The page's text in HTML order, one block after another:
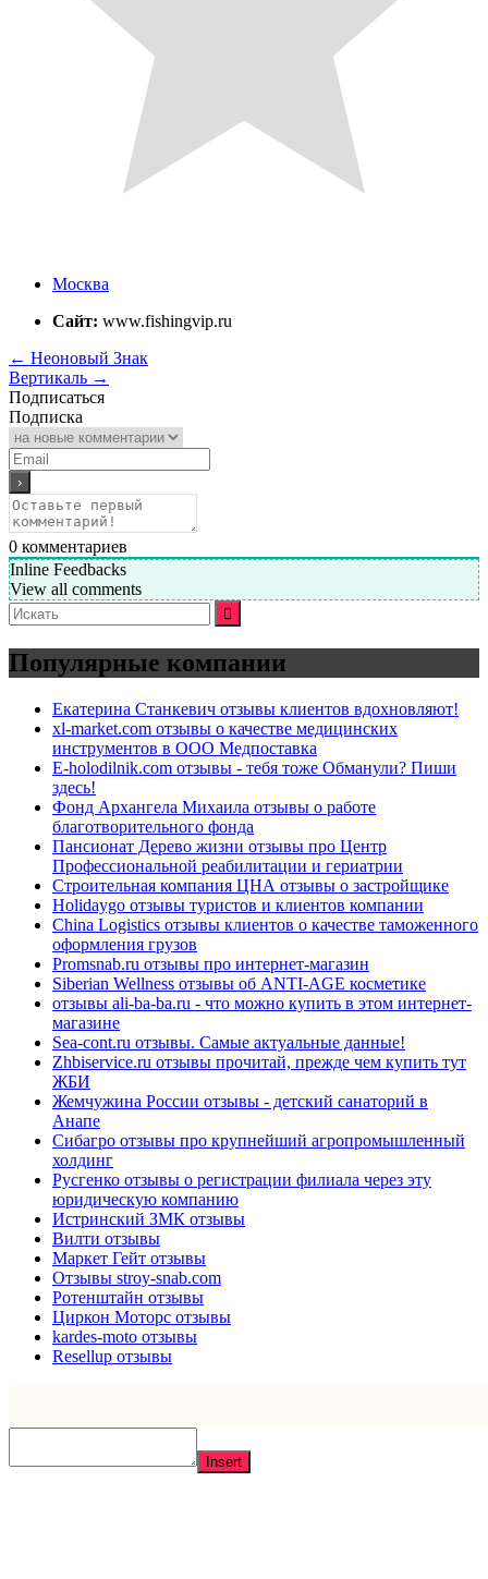
Москва
Сайт: www.fishingvip.ru
← Неоновый Знак
Вертикаль →
Подписаться
Подписка
0 комментариев
Inline Feedbacks
View all comments
Искать:
Популярные компании
Екатерина Станкевич отзывы клиентов вдохновляют!
xl-market.com отзывы о качестве медицинских
инструментов в ООО Медпоставка
E-holodilnik.com отзывы - тебя тоже Обманули? Пиши
здесь!
Фонд Архангела Михаила отзывы о работе
благотворительного фонда
Пансионат Дерево жизни отзывы про Центр
Профессиональной реабилитации и гериатрии
Строительная компания ЦНА отзывы о застройщике
Holidaygo отзывы туристов и клиентов компании
China Logistics отзывы клиентов о качестве таможенного
оформления грузов
Promsnab.ru отзывы про интернет-магазин
Siberian Wellness отзывы об ANTI-AGE косметике
отзывы ali-ba-ba.ru - что можно купить в этом интернет-
магазине
Sea-cont.ru отзывы. Самые актуальные данные!
Zhbiservice.ru отзывы прочитай, прежде чем купить тут
ЖБИ
Жемчужина России отзывы - детский санаторий в
Анапе
Сибагро отзывы про крупнейший агропромышленный
холдинг
Русгенко отзывы о регистрации филиала через эту
юридическую компанию
Истринский ЗМК отзывы
Вилти отзывы
Маркет Гейт отзывы
Отзывы stroy-snab.com
Ротенштайн отзывы
Циркон Моторс отзывы
kardes-moto отзывы
Resellup отзывы
Insert